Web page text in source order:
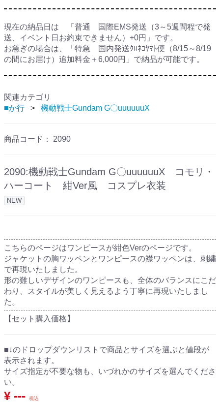
現在の納品日は 「普通 国際EMS発送（3～5週間程で発
送、イベント日お約束できません）+0円」です。
お急ぎの場合は、「特急 国内発送ｸﾛﾈｺﾔﾏﾄ便（8/15～8/19
の間にお届け）追加料金＋6,000円」で納品が可能です。
関連カテゴリ
■か行
機動戦士Gundam G〇uuuuuuX
商品コード： 2090
2090:機動戦士Gundam G〇uuuuuuX コモリ・
ハーコート 紺Ver風 コスプレ衣装
NEW
こちらのページはワンピースが紺色Verのページです。
ジャケットの胸ワッペンとワンピースの襟ワッペンは、刺繍
で再現いたしました。
形の難しいデザインのワンピースも、全体のバランスにこだ
わり、スタイルが美しく見えるよう丁寧に再現いたしまし
た。
【セット購入価格】
■↓のドロップダウンリストで商品とサイズを選ぶと値段が
表示されます。
サイズ指定が不要な物も、いづれかのサイズを選んでくださ
い。
¥ --- 税込